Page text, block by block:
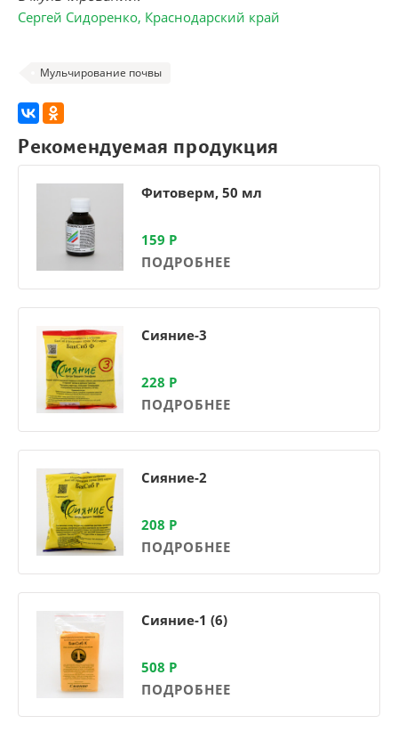
Сергей Сидоренко, Краснодарский край
Мульчирование почвы
Рекомендуемая продукция
Фитоверм, 50 мл
159 Р
ПОДРОБНЕЕ
Сияние-3
228 Р
ПОДРОБНЕЕ
Сияние-2
208 Р
ПОДРОБНЕЕ
Сияние-1 (6)
508 Р
ПОДРОБНЕЕ